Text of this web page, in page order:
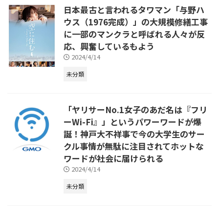
日本最古と言われるタワマン「与野ハ
ウス（1976完成）」の大規模修繕工事
に一部のマンクラと呼ばれる人々が反
応、興奮しているもよう
2024/4/14
未分類
「ヤリサーNo.1女子のあだ名は『フリ
ーWi-Fi』」というパワーワードが爆
誕！神戸大不祥事で今の大学生のサー
クル事情が無駄に注目されてホットな
ワードが社会に届けられる
2024/4/14
未分類